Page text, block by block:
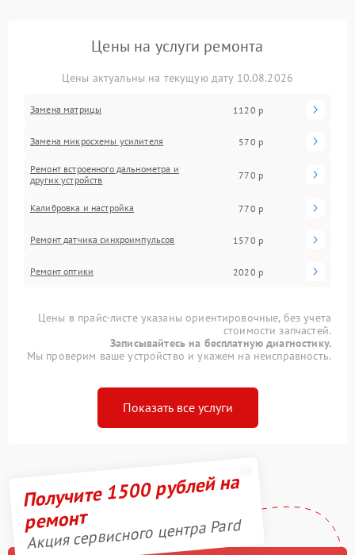
Цены на услуги ремонта
Цены актуальны на текущую дату 10.08.2026
Замена матрицы 1120 р
Замена микросхемы усилителя 570 р
Ремонт встроенного дальнометра и
других устройств
770 р
Калибровка и настройка 770 р
Ремонт датчика синхроимпульсов 1570 р
Ремонт оптики 2020 р
Цены в прайс-листе указаны ориентировочные, без учета
стоимости запчастей.
Записывайтесь на бесплатную диагностику.
Мы проверим ваше устройство и укажем на неисправность.
Показать все услуги
Получите 1500 рублей на
ремонт
Акция сервисного центра Pard